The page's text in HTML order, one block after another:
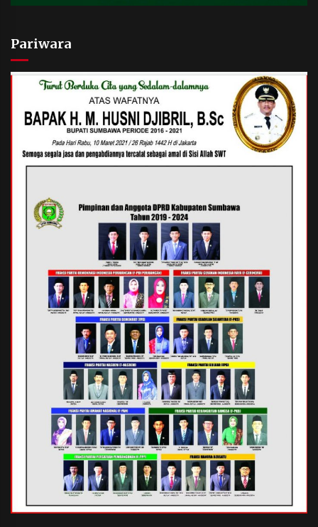
Pariwara